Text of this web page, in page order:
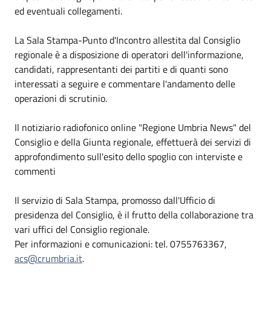
ed eventuali collegamenti.
La Sala Stampa-Punto d'Incontro allestita dal Consiglio
regionale è a disposizione di operatori dell'informazione,
candidati, rappresentanti dei partiti e di quanti sono
interessati a seguire e commentare l'andamento delle
operazioni di scrutinio.
Il notiziario radiofonico online "Regione Umbria News" del
Consiglio e della Giunta regionale, effettuerà dei servizi di
approfondimento sull'esito dello spoglio con interviste e
commenti
Il servizio di Sala Stampa, promosso dall'Ufficio di
presidenza del Consiglio, è il frutto della collaborazione tra
vari uffici del Consiglio regionale.
Per informazioni e comunicazioni: tel. 0755763367,
acs@crumbria.it.